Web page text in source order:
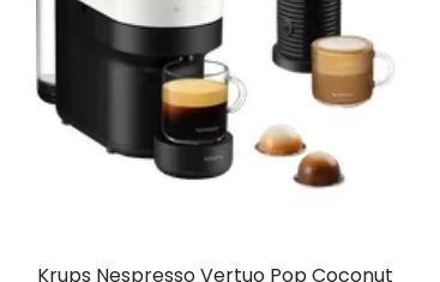
Krups Nespresso Vertuo Pop Coconut